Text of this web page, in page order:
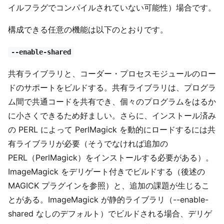
イルフラグでコンパイルされていない可能性）場合です。
構成できる任意の機能は以下のとおりです。
--enable-shared
共有ライブラリと、コーダー・プロセスモジュールのロー
ドのサポートをビルドする。共有ライブラリは、プログラ
ム間で共通コードを共有でき、個々のプログラムをはるか
に小さくできるため好ましい。さらに、インストール済み
の PERL によって PerlMagick を動的にロードするには共
有ライブラリが必要（そうでなければ追加の
PERL（PerlMagick）をインストールする必要がある）。
ImageMagick をデリゲート付きでビルドする（後述の
MAGICK プラグインを参照）と、追加の課題が生じるこ
とがある。ImageMagick が静的ライブラリ（--enable-
shared なしのデフォルト）でビルドされる場合、デリゲ